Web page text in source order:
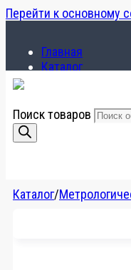
Перейти к основному
Главная
Каталог
Поиск товаров
Каталог/